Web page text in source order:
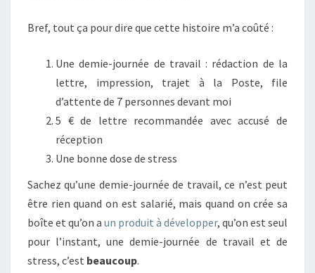
Bref, tout ça pour dire que cette histoire m’a coûté :
Une demie-journée de travail : rédaction de la
lettre, impression, trajet à la Poste, file
d’attente de 7 personnes devant moi
5 € de lettre recommandée avec accusé de
réception
Une bonne dose de stress
Sachez qu’une demie-journée de travail, ce n’est peut
être rien quand on est salarié, mais quand on crée sa
boîte et qu’on a un produit à développer, qu’on est seul
pour l’instant, une demie-journée de travail et de
stress, c’est beaucoup.